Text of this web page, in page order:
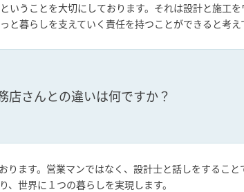
いうことを大切にしております。それは設計と施工
暮らしを支えていく責任を持つことができると考え
店さんとの違いは何ですか？
ります。営業マンではなく、設計士と話しをするこ
世界に１つの暮らしを実現します。